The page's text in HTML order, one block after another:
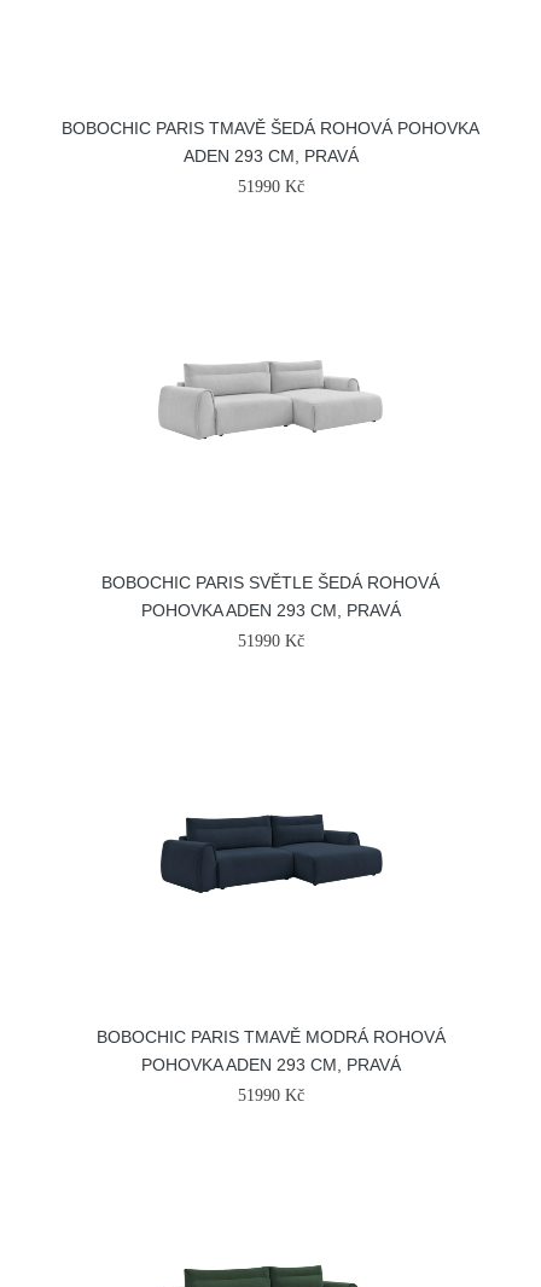
BOBOCHIC PARIS TMAVĚ ŠEDÁ ROHOVÁ POHOVKA
ADEN 293 CM, PRAVÁ
51990 Kč
BOBOCHIC PARIS SVĚTLE ŠEDÁ ROHOVÁ
POHOVKA ADEN 293 CM, PRAVÁ
51990 Kč
BOBOCHIC PARIS TMAVĚ MODRÁ ROHOVÁ
POHOVKA ADEN 293 CM, PRAVÁ
51990 Kč